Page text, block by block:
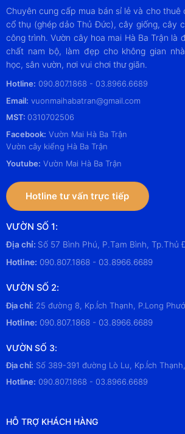
Chuyên cung cấp mua bán sỉ lẻ và cho thuê
cổ thụ (ghép dảo Thủ Đức), cây giống, cây
công trình. Vườn cây hoa mai Hà Ba Trận là
chất nam bộ, làm đẹp cho không gian
học, sân vườn, nơi vui chơi thư giãn.
Hotline: 090.807.1868 - 03.8966.6689
Email: vuonmaihabatran@gmail.com
MST: 0310702506
Facebook: Vườn Mai Hà Ba Trận
Vườn cây kiểng Hà Ba Trận
Youtube: Vườn Mai Hà Ba Trận
Hotline tư vấn trực tiếp
VƯỜN SỐ 1:
Địa chỉ: Số 57 Bình Phú, P.Tam Bình, Tp.Thủ
Hotline: 090.807.1868 - 03.8966.6689
VƯỜN SỐ 2:
Địa chỉ: 25 đường 8, Kp.Ích Thạnh, P.Long
Hotline: 090.807.1868 - 03.8966.6689
VƯỜN SỐ 3:
Địa chỉ: Số 389-391 đường Lò Lu, Kp.Ích
Hotline: 090.807.1868 - 03.8966.6689
HỖ TRỢ KHÁCH HÀNG